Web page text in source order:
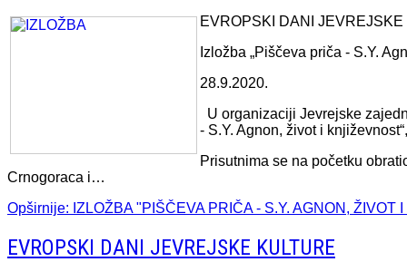
EVROPSKI DANI
Izložba „Piščeva priča - S.Y.
28.9.2020.
U organizaciji Jevrejske
- S.Y. Agnon, život i
Prisutnima se na početku
Crnogoraca i…
Opširnije: IZLOŽBA "PIŠČEVA PRIČA - S.Y. AGNON, ŽIVOT
EVROPSKI DANI JEVREJSKE KULTURE